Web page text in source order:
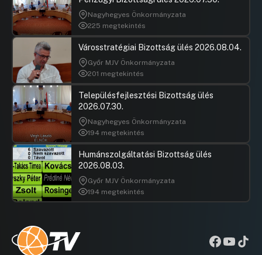
Nagyhegyes Önkormányzata
225 megtekintés
Városstratégiai Bizottság ülés 2026.08.04.
Győr MJV Önkormányzata
201 megtekintés
Településfejlesztési Bizottság ülés
2026.07.30.
Nagyhegyes Önkormányzata
194 megtekintés
Humánszolgáltatási Bizottság ülés
2026.08.03.
Győr MJV Önkormányzata
194 megtekintés